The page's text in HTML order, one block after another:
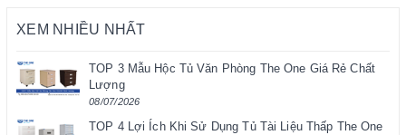
XEM NHIỀU NHẤT
TOP 3 Mẫu Hộc Tủ Văn Phòng The One Giá Rẻ Chất
Lượng
08/07/2026
TOP 4 Lợi Ích Khi Sử Dụng Tủ Tài Liệu Thấp The One